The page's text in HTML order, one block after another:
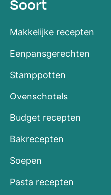
Soort
Makkelijke recepten
Eenpansgerechten
Stamppotten
Ovenschotels
Budget recepten
Bakrecepten
Soepen
Pasta recepten